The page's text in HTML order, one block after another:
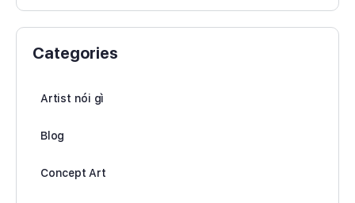
Categories
Artist nói gì
Blog
Concept Art